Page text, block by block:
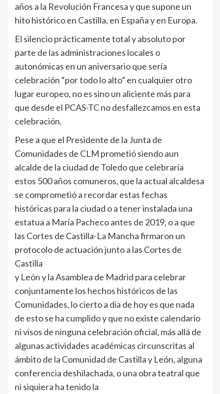
años a la Revolución Francesa y que supone un
hito histórico en Castilla, en España y en Europa.
El silencio prácticamente total y absoluto por
parte de las administraciones locales o
autonómicas en un aniversario que sería
celebración “por todo lo alto” en cualquier otro
lugar europeo, no es sino un aliciente más para
que desde el PCAS-TC no desfallezcamos en esta
celebración.
Pese a que el Presidente de la Junta de
Comunidades de CLM prometió siendo aun
alcalde de la ciudad de Toledo que celebraría
estos 500 años comuneros, que la actual alcaldesa
se comprometió a recordar estas fechas
históricas para la ciudad o a tener instalada una
estatua a María Pacheco antes de 2019, o a que
las Cortes de Castilla-La Mancha firmaron un
protocolo de actuación junto a las Cortes de
Castilla
y León y la Asamblea de Madrid para celebrar
conjuntamente los hechos históricos de las
Comunidades, lo cierto a día de hoy es que nada
de esto se ha cumplido y que no existe calendario
ni visos de ninguna celebración oficial, más allá de
algunas actividades académicas circunscritas al
ámbito de la Comunidad de Castilla y León, alguna
conferencia deshilachada, o una obra teatral que
ni siquiera ha tenido la